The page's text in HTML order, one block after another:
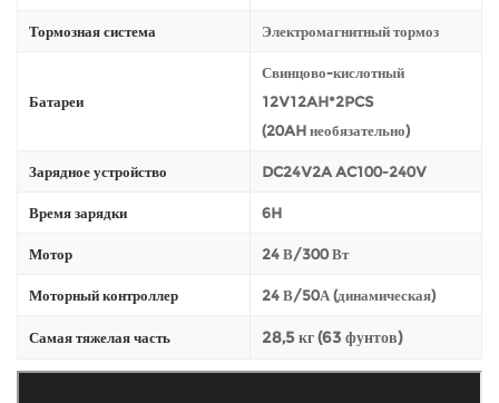
Тормозная система Электромагнитный тормоз
Батареи
Свинцово-кислотный
12V12AH*2PCS
(20AH необязательно)
Зарядное устройство DC24V2A AC100-240V
Время зарядки 6H
Мотор 24 В/300 Вт
Моторный контроллер 24 В/50А (динамическая)
Самая тяжелая часть 28,5 кг (63 фунтов)